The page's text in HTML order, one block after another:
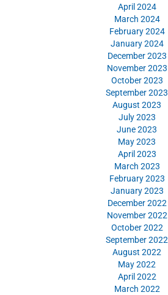
April 2024
March 2024
February 2024
January 2024
December 2023
November 2023
October 2023
September 2023
August 2023
July 2023
June 2023
May 2023
April 2023
March 2023
February 2023
January 2023
December 2022
November 2022
October 2022
September 2022
August 2022
May 2022
April 2022
March 2022